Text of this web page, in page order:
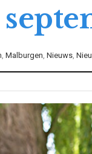
, Malburgen, Nieuws,